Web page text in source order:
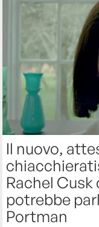
Il nuovo,
Rachel
potrebbe
Portman